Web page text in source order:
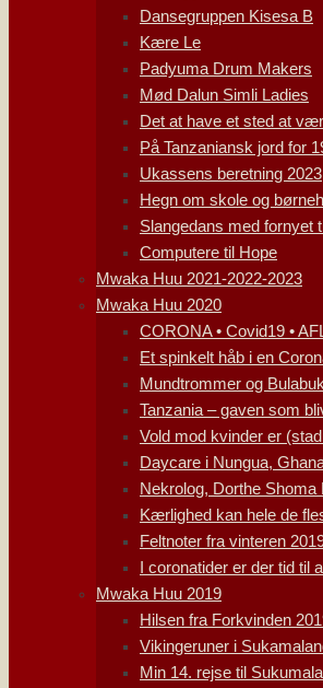
Dansegruppen Kisesa B
Kære Le
Padyuma Drum Makers
Mød Dalun Simli Ladies
Det at have et sted at
På Tanzaniansk jord for
Ukassens beretning 2023
Hegn om skole og
Slangedans med fornyet
Computere til Hope
Mwaka Huu 2021-2022-2023
Mwaka Huu 2020
CORONA • Covid19 •
Et spinkelt håb i en
Mundtrommer og
Tanzania – gaven som
Vold mod kvinder er
Daycare i Nungua,
Nekrolog, Dorthe Shoma
Kærlighed kan hele de
Feltnoter fra vinteren
I coronatider er der tid til
Mwaka Huu 2019
Hilsen fra Forkvinden
Vikingeruner i
Min 14. rejse til